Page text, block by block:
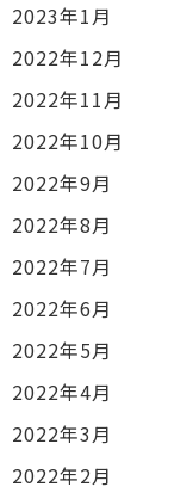
2023年1月
2022年12月
2022年11月
2022年10月
2022年9月
2022年8月
2022年7月
2022年6月
2022年5月
2022年4月
2022年3月
2022年2月